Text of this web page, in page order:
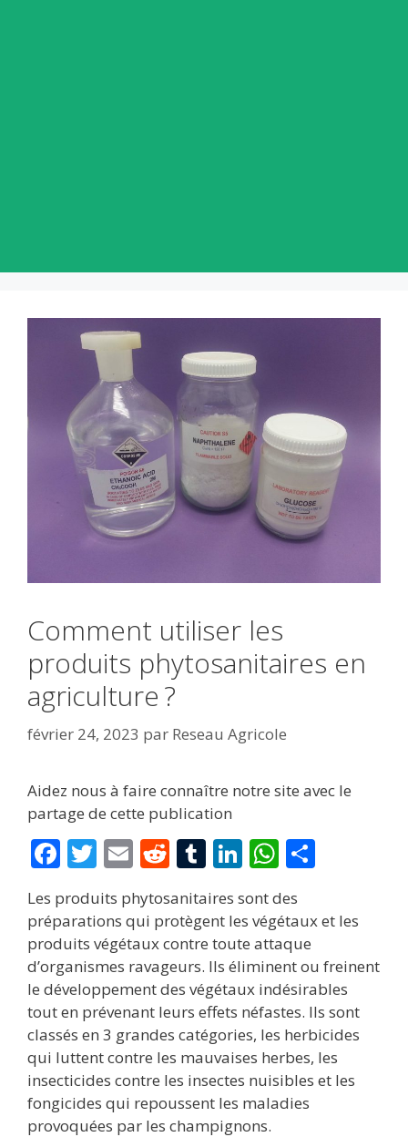
Comment utiliser les
produits phytosanitaires en
agriculture ?
février 24, 2023 par Reseau Agricole
Aidez nous à faire connaître notre site avec le
partage de cette publication
F
e
b
o
o
k
T
itt
er
E
ai
l
R
d
di
t
T
m
bl
r
Li
k
e
dI
n
W
at
s
A
p
p
ta
er
Les produits phytosanitaires sont des
préparations qui protègent les végétaux et les
produits végétaux contre toute attaque
d’organismes ravageurs. Ils éliminent ou freinent
le développement des végétaux indésirables
tout en prévenant leurs effets néfastes. Ils sont
classés en 3 grandes catégories, les herbicides
qui luttent contre les mauvaises herbes, les
insecticides contre les insectes nuisibles et les
fongicides qui repoussent les maladies
provoquées par les champignons.